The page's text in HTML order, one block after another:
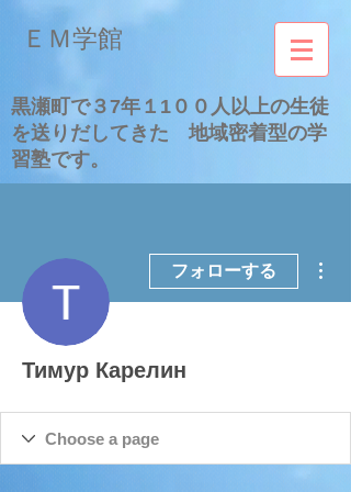
​ＥＭ学館
​黒瀬町で３7年１1００人以上の生徒
を送りだしてきた 地域密着型の学
習塾です。
フォローする
Тимур Карелин